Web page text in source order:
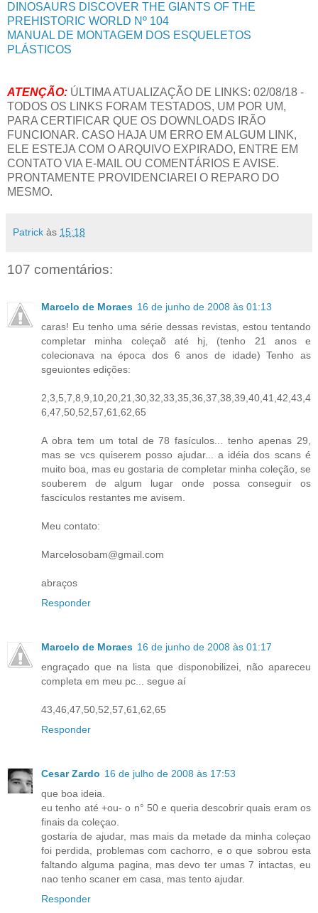
DINOSAURS DISCOVER THE GIANTS OF THE
PREHISTORIC WORLD Nº 104
MANUAL DE MONTAGEM DOS ESQUELETOS
PLÁSTICOS
ATENÇÃO: ÚLTIMA ATUALIZAÇÃO DE LINKS: 02/08/18 -
TODOS OS LINKS FORAM TESTADOS, UM POR UM,
PARA CERTIFICAR QUE OS DOWNLOADS IRÃO
FUNCIONAR. CASO HAJA UM ERRO EM ALGUM LINK,
ELE ESTEJA COM O ARQUIVO EXPIRADO, ENTRE EM
CONTATO VIA E-MAIL OU COMENTÁRIOS E AVISE.
PRONTAMENTE PROVIDENCIAREI O REPARO DO
MESMO.
Patrick às 15:18
107 comentários:
Marcelo de Moraes 16 de junho de 2008 às 01:13
caras! Eu tenho uma série dessas revistas, estou tentando
completar minha coleçaõ até hj, (tenho 21 anos e
colecionava na época dos 6 anos de idade) Tenho as
sgeuiontes edições:
2,3,5,7,8,9,10,20,21,30,32,33,35,36,37,38,39,40,41,42,43,4
6,47,50,52,57,61,62,65
A obra tem um total de 78 fasículos... tenho apenas 29,
mas se vcs quiserem posso ajudar... a idéia dos scans é
muito boa, mas eu gostaria de completar minha coleção, se
souberem de algum lugar onde possa conseguir os
fascículos restantes me avisem.
Meu contato:
Marcelosobam@gmail.com
abraços
Responder
Marcelo de Moraes 16 de junho de 2008 às 01:17
engraçado que na lista que disponobilizei, não apareceu
completa em meu pc... segue aí
43,46,47,50,52,57,61,62,65
Responder
Cesar Zardo 16 de julho de 2008 às 17:53
que boa ideia.
eu tenho até +ou- o n° 50 e queria descobrir quais eram os
finais da coleçao.
gostaria de ajudar, mas mais da metade da minha coleçao
foi perdida, problemas com cachorro, e o que sobrou esta
faltando alguma pagina, mas devo ter umas 7 intactas, eu
nao tenho scaner em casa, mas tento ajudar.
Responder